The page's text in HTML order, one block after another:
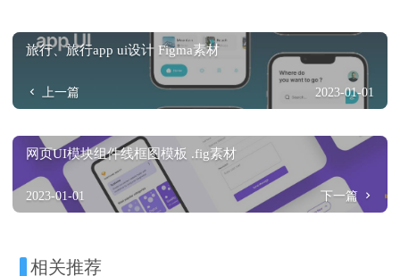
旅行、旅行app ui设计 Figma素材
上一篇 2023-01-01
网页UI模块组件线框图模板 .fig素材
2023-01-01 下一篇
相关推荐